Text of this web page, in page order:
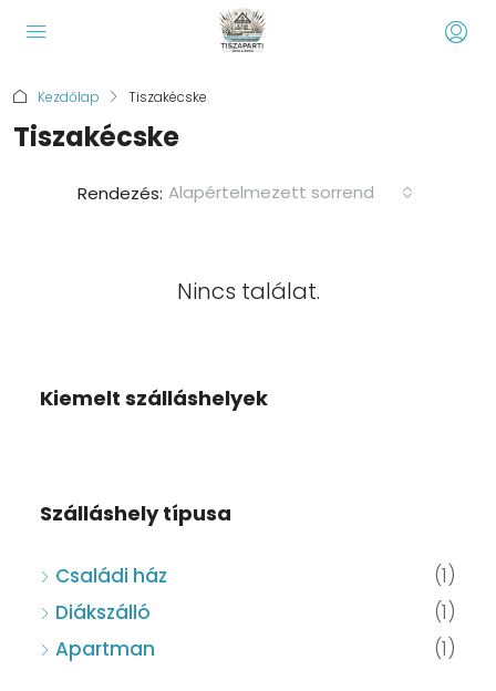
Kezdőlap Tiszakécske
Tiszakécske
Rendezés: Alapértelmezett sorrend
Nincs találat.
Kiemelt szálláshelyek
Szálláshely típusa
Családi ház
(1)
Diákszálló
(1)
Apartman
(1)